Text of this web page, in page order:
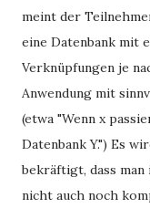
meint der
eine Datenbank mit
Verknüpfungen je
Anwendung mit
(etwa "Wenn x
Datenbank Y.") Es
bekräftigt, dass
nicht auch noch